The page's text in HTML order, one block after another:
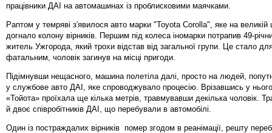
працівники ДАІ на автомашинах із проблисковими маячками.
Раптом у темряві з′явилося авто марки "Toyota Corolla", яке на великій
догнало колону вірників. Першим під колеса іномарки потрапив 49-
житель Ужгорода, який трохи відстав від загальної групи. Це стало
фатальним, чоловік загинув на місці пригоди.
Підімнувши нещасного, машина полетіла далі, просто на людей,
у службове авто ДАІ, яке спроводжувало процесію. Врізавшись у
«Тойота» проїхала ще кілька метрів, травмувавши декілька чоловік.
й двоє співробітників ДАІ, що перебували в автомобілі.
Один із постраждалих вірників помер згодом в реанімації, решту